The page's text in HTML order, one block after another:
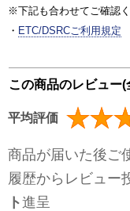
※下記も合わせてご確認
・ ETC/DSRCご利用規定
この商品のレビュー(
平均評価
商品が届いた後ご
履歴からレビュー
ト進呈